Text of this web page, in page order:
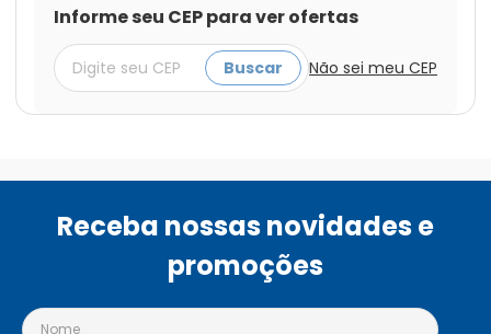
Informe seu CEP para ver ofertas
Buscar Não sei meu CEP
Receba nossas novidades e
promoções